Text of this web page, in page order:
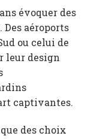
évoquer des
aéroports
ou celui de
leur design
captivantes.
des choix